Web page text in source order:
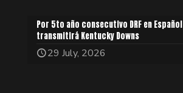
Por 5to año consecutivo DRF en Español
transmitirá Kentucky Downs
29 July, 2026